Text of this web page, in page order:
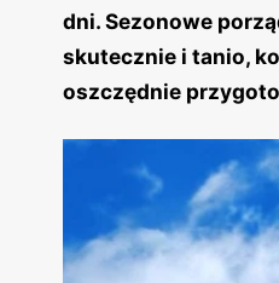
dni. Sezonowe
skutecznie i tanio,
oszczędnie